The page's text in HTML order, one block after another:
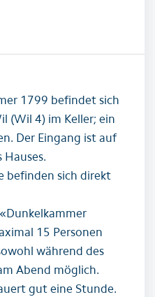
1799 befindet sich
(Wil 4) im Keller; ein
Der Eingang ist auf
Hauses.
befinden sich direkt
15 Personen
während des
Abend möglich.
gut eine Stunde.